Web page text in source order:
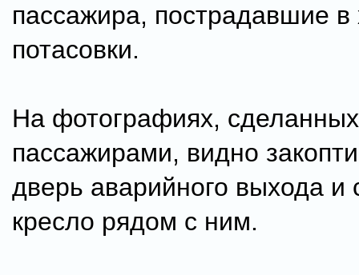
пассажира, пострадавшие в
потасовки.
На фотографиях, сделанных
пассажирами, видно
дверь аварийного выхода и
кресло рядом с ним.